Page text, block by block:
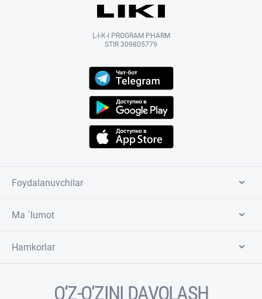
L-I-K-I PROGRAM PHARM
STIR 309805779
Foydalanuvchilar
Ma `lumot
Hamkorlar
O‘Z-O‘ZINI DAVOLASH